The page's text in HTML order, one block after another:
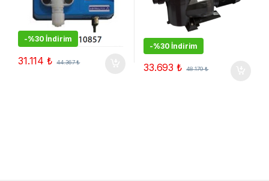
-%30 İndirim
31.114₺ 44.367₺
-%30 İndirim
33.693₺ 48.179₺